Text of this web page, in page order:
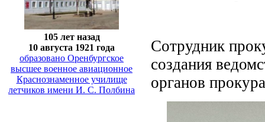
105 лет назад
10 августа 1921 года
образовано Оренбургское
высшее военное авиационное
Краснознаменное училище
летчиков имени И. С. Полбина
Сотрудник
создания
органов